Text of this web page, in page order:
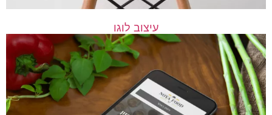
עיצוב לוגו